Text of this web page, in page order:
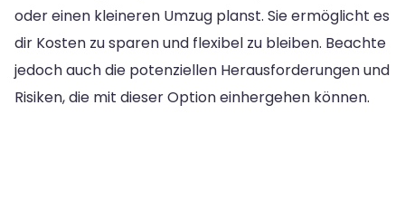
oder einen kleineren Umzug planst. Sie ermöglicht es
dir Kosten zu sparen und flexibel zu bleiben. Beachte
jedoch auch die potenziellen Herausforderungen und
Risiken, die mit dieser Option einhergehen können.